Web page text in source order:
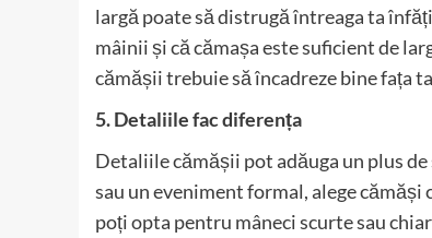
largă poate să distrugă întreaga ta
mâinii și că cămașa este suficient de
cămășii trebuie să încadreze bine fața
5. Detaliile fac diferența
Detaliile cămășii pot adăuga un plus
sau un eveniment formal, alege
poți opta pentru mâneci scurte sau